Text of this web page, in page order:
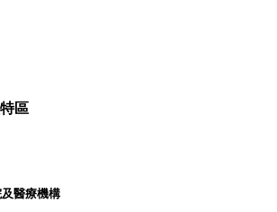
區
醫療機構